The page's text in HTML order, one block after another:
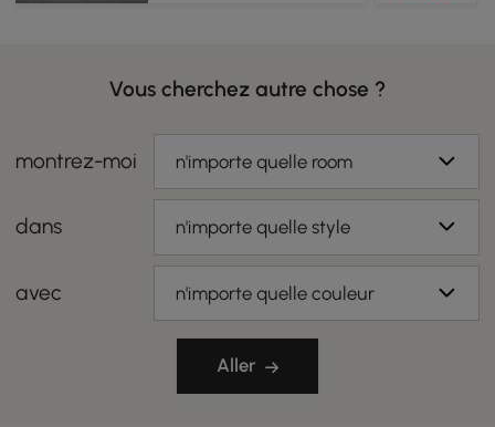
Vous cherchez autre chose ?
montrez-moi n'importe quelle room
dans n'importe quelle style
avec n'importe quelle couleur
Aller